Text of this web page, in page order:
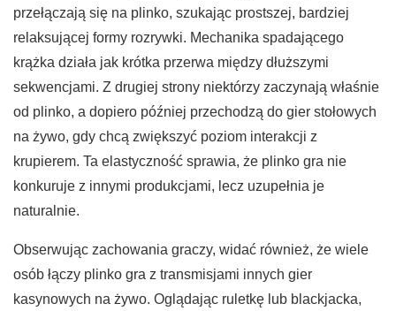
przełączają się na plinko, szukając prostszej, bardziej
relaksującej formy rozrywki. Mechanika spadającego
krążka działa jak krótka przerwa między dłuższymi
sekwencjami. Z drugiej strony niektórzy zaczynają właśnie
od plinko, a dopiero później przechodzą do gier stołowych
na żywo, gdy chcą zwiększyć poziom interakcji z
krupierem. Ta elastyczność sprawia, że plinko gra nie
konkuruje z innymi produkcjami, lecz uzupełnia je
naturalnie.
Obserwując zachowania graczy, widać również, że wiele
osób łączy plinko gra z transmisjami innych gier
kasynowych na żywo. Oglądając ruletkę lub blackjacka,